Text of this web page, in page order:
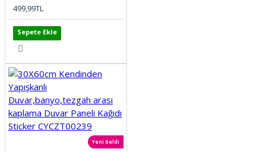
499,99TL
Sepete Ekle
Yeni Geldi